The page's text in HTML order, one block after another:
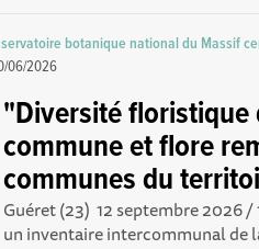
botanique national du Massif
06/2026
"Diversité floristique
commune et flore
communes du
Guéret (23) 12 septembre 2026 /
un inventaire intercommunal de